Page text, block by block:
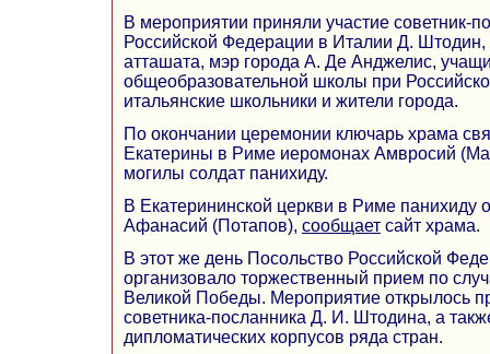
В мероприятии приняли участие советник-
Российской Федерации в Италии Д. Штодин,
атташата, мэр города А. Де Анджелис,
общеобразовательной школы при
итальянские школьники и жители города.
По окончании церемонии ключарь храма
Екатерины в Риме иеромонах Амвросий
могилы солдат панихиду.
В Екатерининской церкви в Риме панихиду
Афанасий (Потапов), сообщает сайт храма.
В этот же день Посольство Российской
организовало торжественный прием по
Великой Победы. Мероприятие открылось
советника-посланника Д. И. Штодина, а
дипломатических корпусов ряда стран.